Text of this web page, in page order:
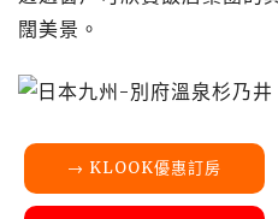
闊美景。
→ KLOOK優惠訂房